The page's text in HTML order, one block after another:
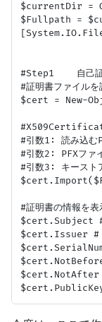
$currentDir =
$Fullpath =
#Step1    自己証
#証明書ファイル
$cert = New-
#X509Certificate2
#引数1: 読み込む
#引数2: PFXファ
#引数3: キースト
#証明書の情報を表
$cert.Subject #
$cert.Issuer # 証
$cert.NotBefore
$cert.NotAfter #